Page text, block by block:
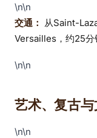
\n\n
交通：
从Saint-
Versailles，约25分
\n\n
艺术、复古
\n\n